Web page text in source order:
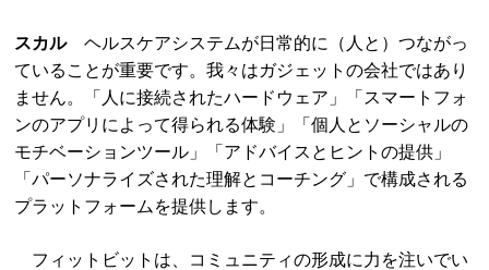
スカルヘルスケアシステムが日常的に（人と）つながっ
ていることが重要です。我々はガジェットの会社ではあり
ません。「人に接続されたハードウェア」「スマートフォ
ンのアプリによって得られる体験」「個人とソーシャルの
モチベーションツール」「アドバイスとヒントの提供」
「パーソナライズされた理解とコーチング」で構成される
プラットフォームを提供します。
フィットビットは、コミュニティの形成に力を注いでい